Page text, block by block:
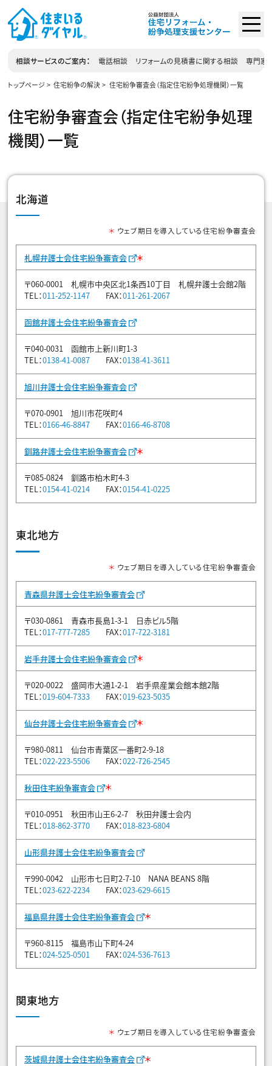
相談サービスのご案内 電話相談 リフォームの見積書に関する相談 専門家
トップページ 住宅紛争の解決 住宅紛争審査会（指定住宅紛争処理機関）一覧
住宅紛争審査会（指定住宅紛争処理
機関）一覧
北海道
＊ ウェブ期日を導入している住宅紛争審査会
札幌弁護士会住宅紛争審査会 ＊
〒060-0001 札幌市中央区北1条西10丁目 札幌弁護士会館2階
TEL：011-252-1147 FAX：011-261-2067
函館弁護士会住宅紛争審査会
〒040-0031 函館市上新川町1-3
TEL：0138-41-0087 FAX：0138-41-3611
旭川弁護士会住宅紛争審査会
〒070-0901 旭川市花咲町4
TEL：0166-46-8847 FAX：0166-46-8708
釧路弁護士会住宅紛争審査会 ＊
〒085-0824 釧路市柏木町4-3
TEL：0154-41-0214 FAX：0154-41-0225
東北地方
＊ ウェブ期日を導入している住宅紛争審査会
青森県弁護士会住宅紛争審査会
〒030-0861 青森市長島1-3-1 日赤ビル5階
TEL：017-777-7285 FAX：017-722-3181
岩手弁護士会住宅紛争審査会 ＊
〒020-0022 盛岡市大通1-2-1 岩手県産業会館本館2階
TEL：019-604-7333 FAX：019-623-5035
仙台弁護士会住宅紛争審査会 ＊
〒980-0811 仙台市青葉区一番町2-9-18
TEL：022-223-5506 FAX：022-726-2545
秋田住宅紛争審査会 ＊
〒010-0951 秋田市山王6-2-7 秋田弁護士会内
TEL：018-862-3770 FAX：018-823-6804
山形県弁護士会住宅紛争審査会
〒990-0042 山形市七日町2-7-10 NANA BEANS 8階
TEL：023-622-2234 FAX：023-629-6615
福島県弁護士会住宅紛争審査会 ＊
〒960-8115 福島市山下町4-24
TEL：024-525-0501 FAX：024-536-7613
関東地方
＊ ウェブ期日を導入している住宅紛争審査会
茨城県弁護士会住宅紛争審査会 ＊